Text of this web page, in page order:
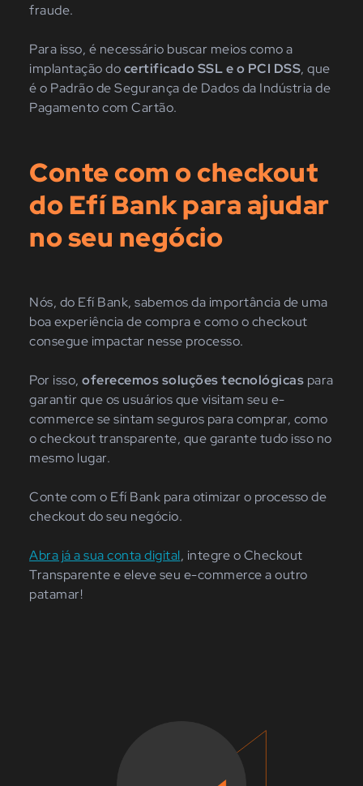
fraude.
Para isso, é necessário buscar meios como a
implantação docertificado SSL e o PCI DSS, que
é o Padrão de Segurança de Dados da Indústria de
Pagamento com Cartão.
Conte com o checkout
do Efí Bank para ajudar
no seu negócio
Nós, do Efí Bank, sabemos da importância de uma
boa experiência de compra e como o checkout
consegue impactar nesse processo.
Por isso, oferecemos soluções tecnológicas para
garantir que os usuários que visitam seu e-
commerce se sintam seguros para comprar, como
o checkout transparente, que garante tudo isso no
mesmo lugar.
Conte com o Efí Bank para otimizar o processo de
checkout do seu negócio.
Abra já a sua conta digital, integre o Checkout
Transparente e eleve seu e-commerce a outro
patamar!